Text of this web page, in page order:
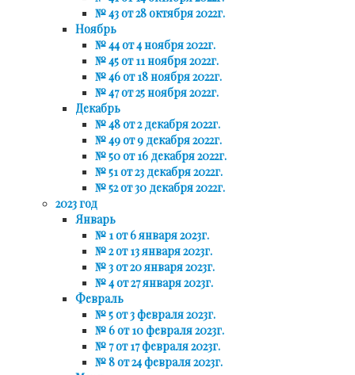
№ 43 от 28 октября 2022г.
Ноябрь
№ 44 от 4 ноября 2022г.
№ 45 от 11 ноября 2022г.
№ 46 от 18 ноября 2022г.
№ 47 от 25 ноября 2022г.
Декабрь
№ 48 от 2 декабря 2022г.
№ 49 от 9 декабря 2022г.
№ 50 от 16 декабря 2022г.
№ 51 от 23 декабря 2022г.
№ 52 от 30 декабря 2022г.
2023 год
Январь
№ 1 от 6 января 2023г.
№ 2 от 13 января 2023г.
№ 3 от 20 января 2023г.
№ 4 от 27 января 2023г.
Февраль
№ 5 от 3 февраля 2023г.
№ 6 от 10 февраля 2023г.
№ 7 от 17 февраля 2023г.
№ 8 от 24 февраля 2023г.